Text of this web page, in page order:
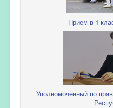
Прием в 1
Уполномоченный по